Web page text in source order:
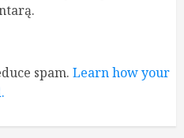
spam. Learn how your